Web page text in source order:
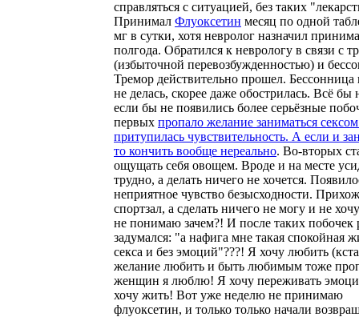
справляться с ситуацией, без таких
Принимал Флуоксетин месяц по одной
мг в сутки, хотя невролог назначил
полгода. Обратился к неврологу в связи с
(избыточной перевозбужденностью) и
Тремор действительно прошел. Бессонница
не делась, скорее даже обострилась. Всё бы
если бы не появились более серьёзные
первых пропало желание заниматься
притупилась чувствительность. А если и
то кончить вообще нереально. Во-вторых
ощущать себя овощем. Вроде и на месте
трудно, а делать ничего не хочется.
неприятное чувство безысходности.
спортзал, а сделать ничего не могу и не
не понимаю зачем?! И после таких побочек
задумался: "а нафига мне такая спокойная
секса и без эмоций"???! Я хочу любить
желание любить и быть любимым тоже
женщин я люблю! Я хочу переживать
хочу жить! Вот уже неделю не принимаю
флуоксетин, и только только начали